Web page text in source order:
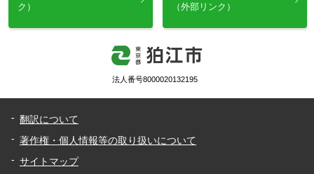
ク）
（外部リンク）
法人番号8000020132195
翻訳について
著作権・個人情報等の取り扱いについて
サイトマップ